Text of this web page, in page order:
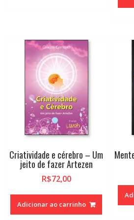
Criatividade e cérebro – Um
jeito de fazer Artezen
R$72,00
Adicionar ao carrinho